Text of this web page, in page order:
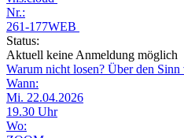
Nr.:
261-177WEB
Status:
Aktuell keine Anmeldung möglich
Warum nicht losen? Über den
Wann:
Mi. 22.04.2026
19.30 Uhr
Wo: